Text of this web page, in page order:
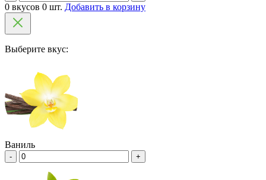
0 вкусов 0 шт. Добавить в корзину
Выберите вкус:
Ваниль
- +